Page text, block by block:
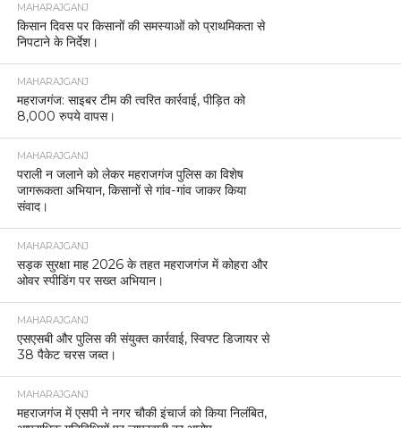
MAHARAJGANJ
किसान दिवस पर किसानों की समस्याओं को प्राथमिकता से
निपटाने के निर्देश।
MAHARAJGANJ
महराजगंज: साइबर टीम की त्वरित कार्रवाई, पीड़ित को
8,000 रुपये वापस।
MAHARAJGANJ
पराली न जलाने को लेकर महराजगंज पुलिस का विशेष
जागरूकता अभियान, किसानों से गांव-गांव जाकर किया
संवाद।
MAHARAJGANJ
सड़क सुरक्षा माह 2026 के तहत महराजगंज में कोहरा और
ओवर स्पीडिंग पर सख्त अभियान।
MAHARAJGANJ
एसएसबी और पुलिस की संयुक्त कार्रवाई, स्विफ्ट डिजायर से
38 पैकेट चरस जब्त।
MAHARAJGANJ
महराजगंज में एसपी ने नगर चौकी इंचार्ज को किया निलंबित,